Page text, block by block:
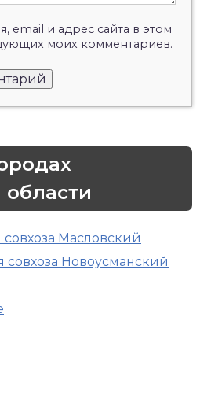
email и адрес сайта в этом
моих комментариев.
совхоза Масловский
совхоза Новоусманский